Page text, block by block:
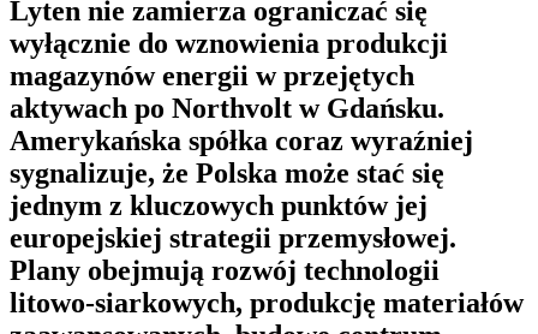
Lyten nie zamierza ograniczać się
wyłącznie do wznowienia produkcji
magazynów energii w przejętych
aktywach po Northvolt w Gdańsku.
Amerykańska spółka coraz wyraźniej
sygnalizuje, że Polska może stać się
jednym z kluczowych punktów jej
europejskiej strategii przemysłowej.
Plany obejmują rozwój technologii
litowo-siarkowych, produkcję materiałów